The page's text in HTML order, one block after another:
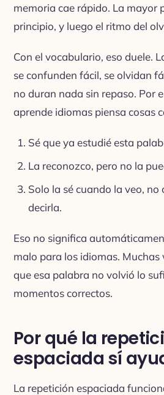
memoria cae rápido. La mayor
principio, y luego el ritmo del
Con el vocabulario, eso duele.
se confunden fácil, se olvidan
no duran nada sin repaso. Por
aprende idiomas piensa cosas
Sé que ya estudié esta
La reconozco, pero no la
Solo la sé cuando la veo, no
decirla.
Eso no significa
malo para los idiomas. Muchas
que esa palabra no volvió lo
momentos correctos.
Por qué la
espaciada sí
La repetición espaciada